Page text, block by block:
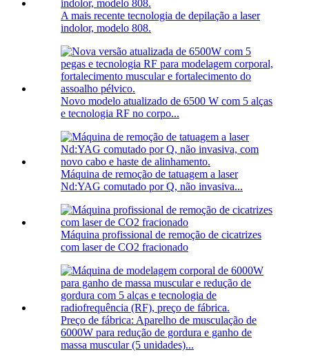
A mais recente tecnologia de depilação a laser
indolor, modelo 808.
Novo modelo atualizado de 6500 W com 5 alças
e tecnologia RF no corpo...
Máquina de remoção de tatuagem a laser
Nd:YAG comutado por Q, não invasiva...
Máquina profissional de remoção de cicatrizes
com laser de CO2 fracionado
Preço de fábrica: Aparelho de musculação de
6000W para redução de gordura e ganho de
massa muscular (5 unidades)...